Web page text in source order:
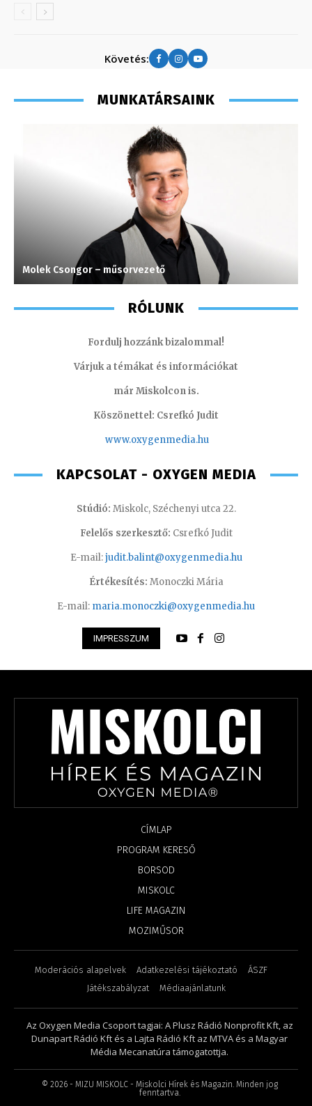
Követés:
MUNKATÁRSAINK
Molek Csongor – műsorvezető
RÓLUNK
Fordulj hozzánk bizalommal!
Várjuk a témákat és információkat
már Miskolcon is.
Köszönettel: Csrefkó Judit
www.oxygenmedia.hu
KAPCSOLAT - OXYGEN MEDIA
Stúdió: Miskolc, Széchenyi utca 22.
Felelős szerkesztő: Csrefkó Judit
E-mail:judit.balint@oxygenmedia.hu
Értékesítés: Monoczki Mária
E-mail: maria.monoczki@oxygenmedia.hu
IMPRESSZUM
CÍMLAP
PROGRAM KERESŐ
BORSOD
MISKOLC
LIFE MAGAZIN
MOZIMŰSOR
Moderációs alapelvek Adatkezelési tájékoztató
ÁSZF
Játékszabályzat
Médiaajánlatunk
Az Oxygen Media Csoport tagjai: A Plusz Rádió Nonprofit Kft, az
Dunapart Rádió Kft és a Lajta Rádió Kft az MTVA és a Magyar
Média Mecanatúra támogatottja.
© 2026- MIZU MISKOLC - Miskolci Hírek és Magazin. Minden jog
fenntartva.